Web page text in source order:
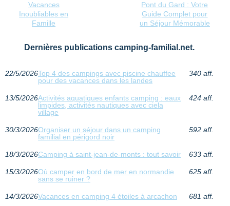
Vacances
Inoubliables en
Famille
Pont du Gard : Votre
Guide Complet pour
un Séjour Mémorable
Dernières publications camping-familial.net.
22/5/2026Top 4 des campings avec piscine chauffee
pour des vacances dans les landes
340 aff.
13/5/2026Activités aquatiques enfants camping : eaux
limpides, activités nautiques avec ciela
village
424 aff.
30/3/2026Organiser un séjour dans un camping
familial en périgord noir
592 aff.
18/3/2026Camping à saint-jean-de-monts : tout savoir 633 aff.
15/3/2026Où camper en bord de mer en normandie
sans se ruiner ?
625 aff.
14/3/2026Vacances en camping 4 étoiles à arcachon 681 aff.